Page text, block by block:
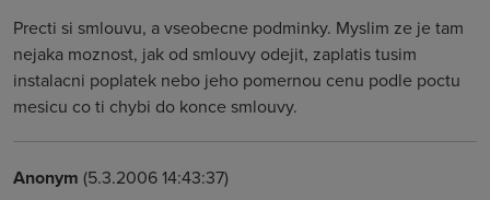
Precti si smlouvu, a vseobecne podminky. Myslim ze je tam
nejaka moznost, jak od smlouvy odejit, zaplatis tusim
instalacni poplatek nebo jeho pomernou cenu podle poctu
mesicu co ti chybi do konce smlouvy.
Anonym (5.3.2006 14:43:37)